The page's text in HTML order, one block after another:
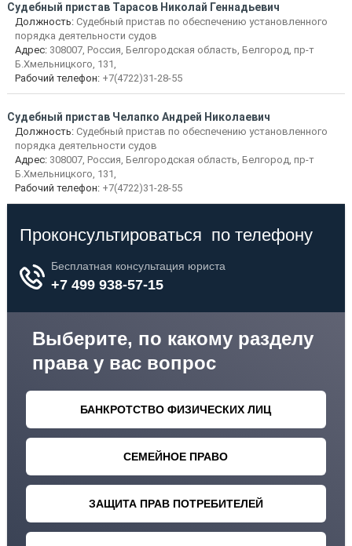
Судебный пристав Тарасов Николай Геннадьевич
Должность:Судебный пристав по обеспечению установленного
порядка деятельности судов
Адрес:308007, Россия, Белгородская область, Белгород, пр-т
Б.Хмельницкого, 131,
Рабочий телефон:+7(4722)31-28-55
Судебный пристав Челапко Андрей Николаевич
Должность:Судебный пристав по обеспечению установленного
порядка деятельности судов
Адрес:308007, Россия, Белгородская область, Белгород, пр-т
Б.Хмельницкого, 131,
Рабочий телефон:+7(4722)31-28-55